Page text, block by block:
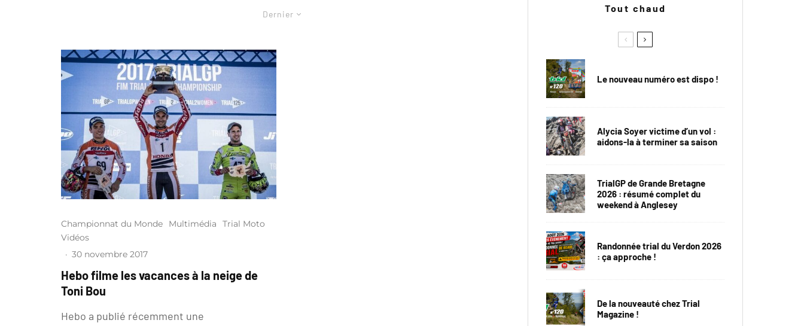
Dernier
Championnat du Monde Multimédia
Trial Moto
Vidéos
· 30 novembre 2017
Hebo filme les vacances à la neige de
Toni Bou
Hebo a publié récemment une
Tout chaud
Le nouveau numéro est dispo !
Alycia Soyer victime d’un vol :
aidons-la à terminer sa saison
TrialGP de Grande Bretagne
2026 : résumé complet du
weekend à Anglesey
Randonnée trial du Verdon 2026
: ça approche !
De la nouveauté chez Trial
Magazine !